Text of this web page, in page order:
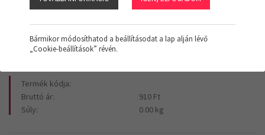
910 Ft +Áfa
Termék kódja:
Bruttó ár:
910 Ft
Súly:
0.00 kg
Bármikor módosíthatod a beállításodat a lap alján lévő
„Cookie-beállítások” révén.